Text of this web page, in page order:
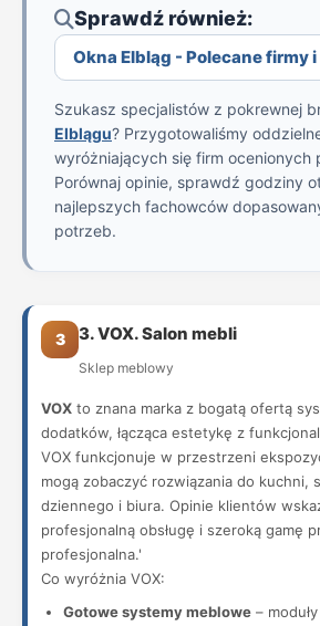
Sprawdź również:
Okna Elbląg - Polecane firmy i
Szukasz specjalistów z pokrewnej
Elblągu? Przygotowaliśmy
wyróżniających się firm ocenionych
Porównaj opinie, sprawdź godziny
najlepszych fachowców
potrzeb.
3 3. VOX. Salon mebli
Sklep meblowy
VOX to znana marka z bogatą ofertą
dodatków, łącząca estetykę z
VOX funkcjonuje w przestrzeni
mogą zobaczyć rozwiązania do kuchni,
dziennego i biura. Opinie klientów
profesjonalną obsługę i szeroką gamę
profesjonalna.'
Co wyróżnia VOX:
Gotowe systemy meblowe –